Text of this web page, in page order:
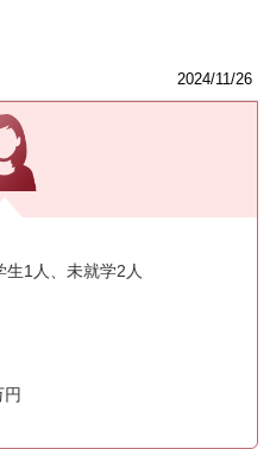
2024/11/26
1人、未就学2人